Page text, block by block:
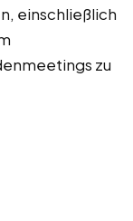
einschließlich
zu